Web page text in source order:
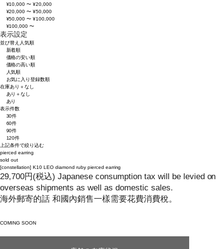
¥10,000 〜 ¥20,000
¥20,000 〜 ¥50,000
¥50,000 〜 ¥100,000
¥100,000 〜
表示設定
並び替え 人気順
新着順
価格の安い順
価格の高い順
人気順
お気に入り登録数順
在庫あり＋なし
あり＋なし
あり
表示件数
30件
60件
90件
120件
上記条件で絞り込む
pierced earring
sold out
[constellation] K10 LEO diamond ruby pierced earring
29,700円 (税込) Japanese consumption tax will be levied on
overseas shipments as well as domestic sales.
海外郵寄的話 和國內銷售一樣需要花費消費稅。
COMING SOON